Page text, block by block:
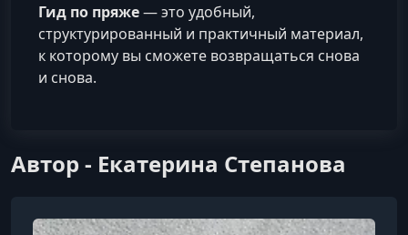
Гид по пряже— это удобный,
структурированный и практичный материал,
к которому вы сможете возвращаться снова
и снова.
Автор - Екатерина Степанова